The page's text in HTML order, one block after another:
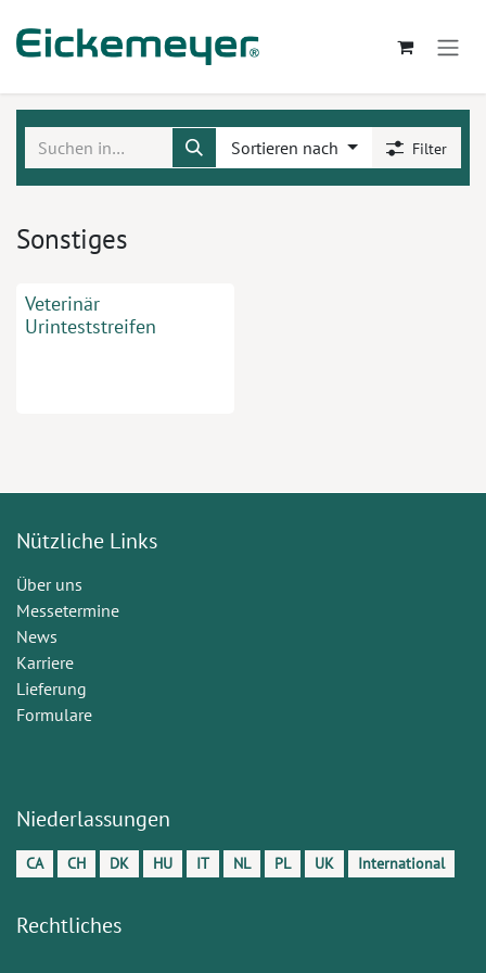
Sortieren nach Filter
Sonstiges
Veterinär
Urinteststreifen
Nützliche Links
Über uns
Messetermine
News
Karriere
Lieferung
Formulare
Niederlassungen
CA CH DK HU IT NL PL UK International
Rechtliches